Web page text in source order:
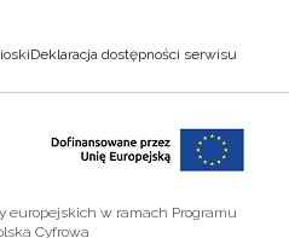
Deklaracja dostępności serwisu
europejskich w ramach Programu
Cyfrowa